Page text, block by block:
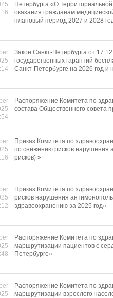
Петербурга «О
оказания гражданам
плановый период 2027 и 2028
Закон Санкт-Петербурга от
государственных гарантий
Санкт-Петербурге на 2026 год
Распоряжение Комитета по
состава Общественного совета
Приказ Комитета по
по снижению рисков нарушения
рисков) »
Приказ Комитета по
рисков нарушения
здравоохранению за 2025 год»
Распоряжение Комитета по
маршрутизации пациентов с
Петербурге»
Распоряжение Комитета по
маршрутизации взрослого